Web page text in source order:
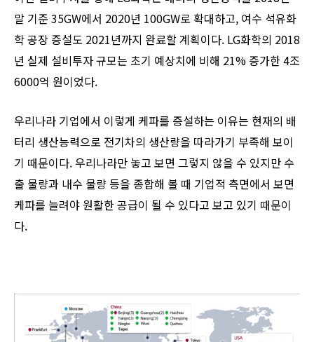
말 기준 35GW에서 2020년 100GW로 확대하고, 여수 석유화
학 공장 증설도 2021년까지 완료할 계획이다. LG화학의 2018
년 실제 설비투자 규모는 초기 예상치에 비해 21% 증가한 4조
6000억 원이었다.
우리나라 기업에서 이렇게 케파를 증설하는 이유는 현재의 배
터리 생산능력으로 전기차의 생산량을 따라가기 부족해 보이
기 때문이다. 우리나라만 놓고 보면 그렇지 않을 수 있지만 수
출 물량과 내수 물량 등을 종합해 볼 때 기업적 측면에서 보면
케파를 늘려야 원활한 공급이 될 수 있다고 보고 있기 때문이
다.